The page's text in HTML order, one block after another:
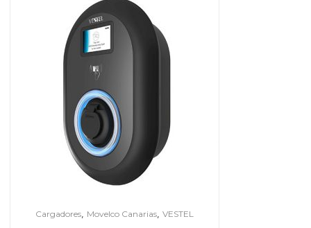
Cargadores Movelco Canarias VESTEL